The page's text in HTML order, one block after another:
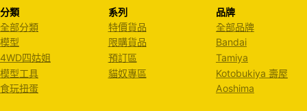
分類
全部分類
模型
4WD四姑姐
模型工具
食玩扭蛋
系列
特價貨品
限購貨品
預訂區
貓奴專區
品牌
全部品牌
Bandai
Tamiya
Kotobukiya 壽屋
Aoshima